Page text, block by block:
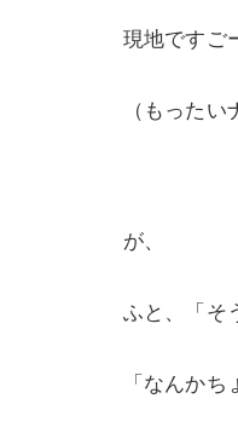
現地ですご
（もったい
が、
ふと、「そ
「なんか